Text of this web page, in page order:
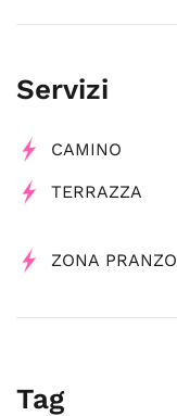
Servizi
CAMINO
TERRAZZA
ZONA PRANZO
Tag